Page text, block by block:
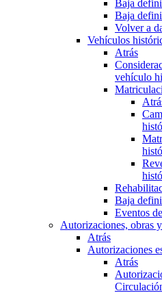
Baja
Baja
Volver a
Vehículos
Atrás
vehículo
Baja
Eventos
Autorizaciones, obras
Atrás
Autorizaciones
Atrás